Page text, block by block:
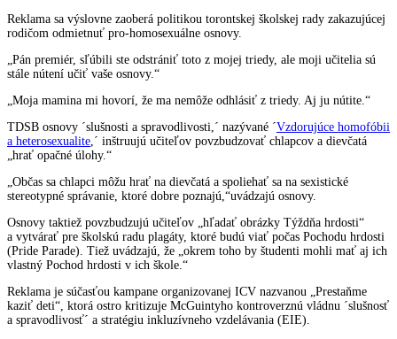
Reklama sa výslovne zaoberá politikou torontskej školskej rady zakazujúcej
rodičom odmietnuť pro-homosexuálne osnovy.
„Pán premiér, sľúbili ste odstrániť toto z mojej triedy, ale moji učitelia sú
stále nútení učiť vaše osnovy.“
„Moja mamina mi hovorí, že ma nemôže odhlásiť z triedy. Aj ju nútite.“
TDSB osnovy ´slušnosti a spravodlivosti,´ nazývané ´Vzdorujúce homofóbii
a heterosexualite,´ inštruujú učiteľov povzbudzovať chlapcov a dievčatá
„hrať opačné úlohy.“
„Občas sa chlapci môžu hrať na dievčatá a spoliehať sa na sexistické
stereotypné správanie, ktoré dobre poznajú,“uvádzajú osnovy.
Osnovy taktiež povzbudzujú učiteľov „hľadať obrázky Týždňa hrdosti“
a vytvárať pre školskú radu plagáty, ktoré budú viať počas Pochodu hrdosti
(Pride Parade). Tiež uvádzajú, že „okrem toho by študenti mohli mať aj ich
vlastný Pochod hrdosti v ich škole.“
Reklama je súčasťou kampane organizovanej ICV nazvanou „Prestaňme
kaziť deti“, ktorá ostro kritizuje McGuintyho kontroverznú vládnu ´slušnosť
a spravodlivosť´ a stratégiu inkluzívneho vzdelávania (EIE).